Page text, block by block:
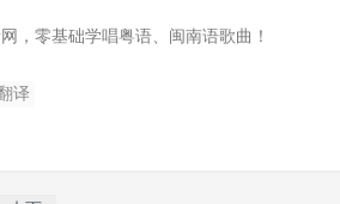
，零基础学唱粤语、闽南语歌曲！
译